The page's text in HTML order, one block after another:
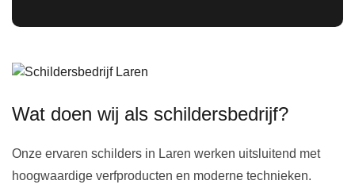
Wat doen wij als schildersbedrijf?
Onze ervaren schilders in Laren werken uitsluitend met
hoogwaardige verfproducten en moderne technieken.